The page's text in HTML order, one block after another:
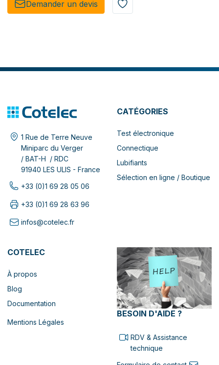
Demander un de​​vis​​
1 Rue de Terre Neuve
Miniparc du Verger
/ BAT-H / RDC
91940 LES ULIS - France
+33 (0)1 69 28 05 06
+33 (0)1 69 28 63 96
infos@cotelec.fr
CATÉGORIES
Test électronique
Connectique
Lubifiants
Sélection en ligne / Boutique
COTELEC
À propos
Blog
Documentation
Mentions Légales
BESOIN D'AIDE ?
RDV & Assistance
technique